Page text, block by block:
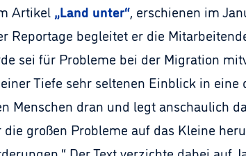
Artikel „Land unter“ , erschienen im
Reportage begleitet er die
sei für Probleme bei der Migration
Tiefe sehr seltenen Einblick in
Menschen dran und legt anschaulich
die großen Probleme auf das Kleine